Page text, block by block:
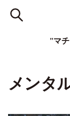
"マチ
メンタ